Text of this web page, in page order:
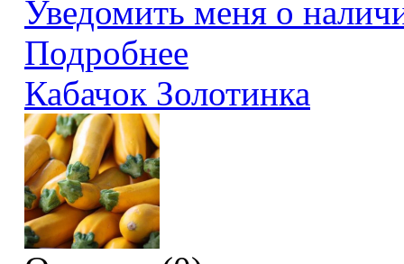
Уведомить меня о
Подробнее
Кабачок Золотинка